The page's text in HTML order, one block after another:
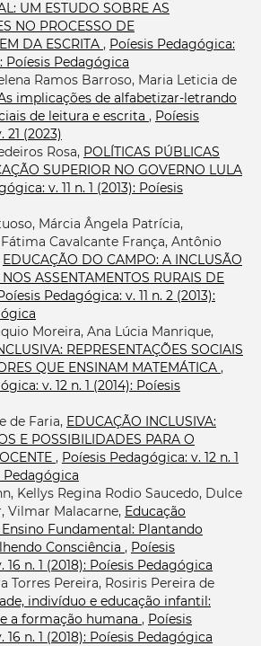
UM ESTUDO SOBRE AS
NO PROCESSO DE
DA ESCRITA , Poíesis Pedagógica:
Poíesis Pedagógica
Ramos Barroso, Maria Leticia de
implicações de alfabetizar-letrando
de leitura e escrita , Poíesis
21 (2023)
Rosa, POLÍTICAS PÚBLICAS
SUPERIOR NO GOVERNO LULA
v. 11 n. 1 (2013): Poíesis
Márcia Ângela Patrícia,
Cavalcante França, Antônio
EDUCAÇÃO DO CAMPO: A INCLUSÃO
ASSENTAMENTOS RURAIS DE
Pedagógica: v. 11 n. 2 (2013):
Moreira, Ana Lúcia Manrique,
REPRESENTAÇÕES SOCIAIS
QUE ENSINAM MATEMÁTICA ,
v. 12 n. 1 (2014): Poíesis
de Faria, EDUCAÇÃO INCLUSIVA:
E POSSIBILIDADES PARA O
, Poíesis Pedagógica: v. 12 n. 1
Pedagógica
Kellys Regina Rodio Saucedo, Dulce
Vilmar Malacarne, Educação
Fundamental: Plantando
Consciência , Poíesis
16 n. 1 (2018): Poíesis Pedagógica
Torres Pereira, Rosiris Pereira de
indivíduo e educação infantil:
a formação humana , Poíesis
16 n. 1 (2018): Poíesis Pedagógica